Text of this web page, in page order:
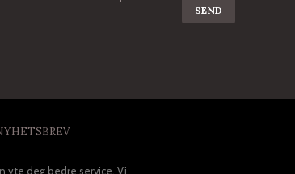
yte deg bedre service. Vi